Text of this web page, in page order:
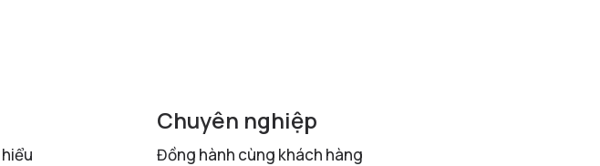
Chuyên nghiệp
Đồng hành cùng khách hàng